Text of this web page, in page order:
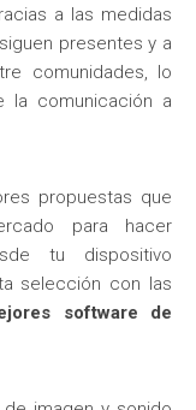
a las medidas
presentes y a
comunidades, lo
la comunicación a
propuestas que
para hacer
tu dispositivo
selección con las
software de